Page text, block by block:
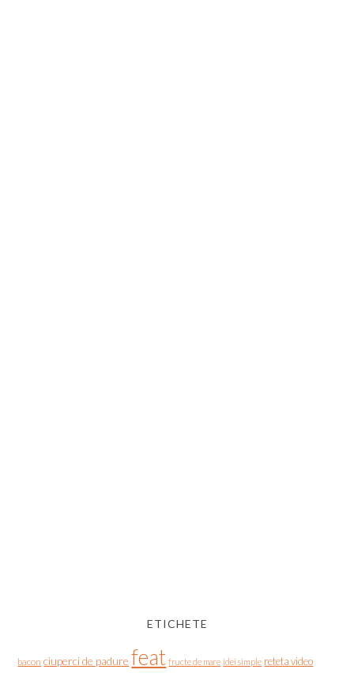
ETICHETE
bacon ciuperci de padure feat fructe de mare idei simple reteta video